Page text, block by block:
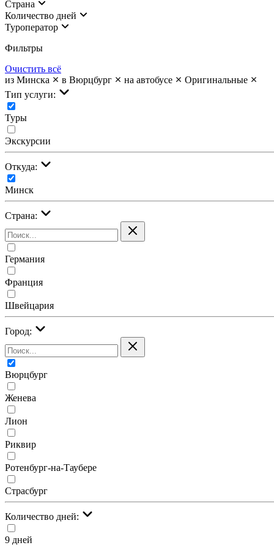
Страна
Количество дней
Туроператор
Фильтры
Очистить всё
из Минска
в Вюрцбург на автобусе
Оригинальные
Тип услуги:
Туры
Экскурсии
Откуда:
Минск
Страна:
Германия
Франция
Швейцария
Город:
Вюрцбург
Женева
Лион
Риквир
Ротенбург-на-Таубере
Страсбург
Количество дней:
9 дней